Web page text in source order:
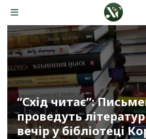
“Схід читає”:
проведуть
вечір у бібліотеці